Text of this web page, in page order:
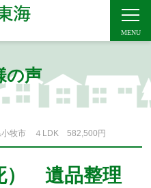
の声
小牧市 ４LDK 582,500円
） 遺品整理